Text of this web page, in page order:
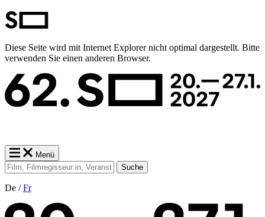
Diese Seite wird mit Internet Explorer nicht optimal dargestellt. Bitte
verwenden Sie einen anderen Browser.
Menü
Suche
De /Fr